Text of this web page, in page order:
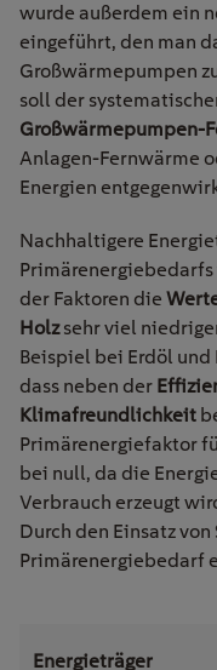
wurde außerdem ein
eingeführt, den man
Großwärmepumpen
soll der
Großwärmepumpen-
Anlagen-Fernwärme
Energien
Nachhaltigere
der Faktoren die
Holzsehr viel
Beispiel bei Erdöl und
dass neben der
Klimafreundlichkeit
Primärenergiefaktor
bei null, da die
Verbrauch erzeugt
Durch den Einsatz
Primärenergiebedarf